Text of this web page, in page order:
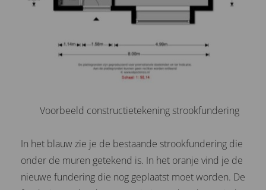
Voorbeeld constructietekening strookfundering
In het blauw zie je de bestaande strookfundering die
onder de muren getekend is. In het oranje vind je de
nieuwe fundering die nog geplaatst moet worden. De